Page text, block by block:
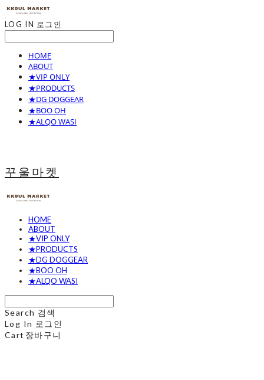
LOG IN 로그인
HOME
ABOUT
★VIP ONLY
★PRODUCTS
★DG DOGGEAR
★BOO OH
★ALQO WASI
꾸울마켓
HOME
ABOUT
★VIP ONLY
★PRODUCTS
★DG DOGGEAR
★BOO OH
★ALQO WASI
Search 검색
Log In 로그인
Cart 장바구니